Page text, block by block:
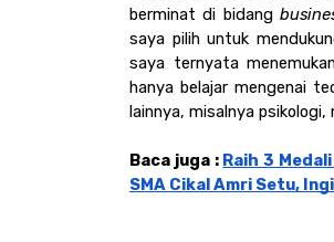
berminat di bidang
saya pilih untuk
saya ternyata
hanya belajar mengenai
lainnya, misalnya psikologi,
Baca juga : Raih 3
SMA Cikal Amri Setu,